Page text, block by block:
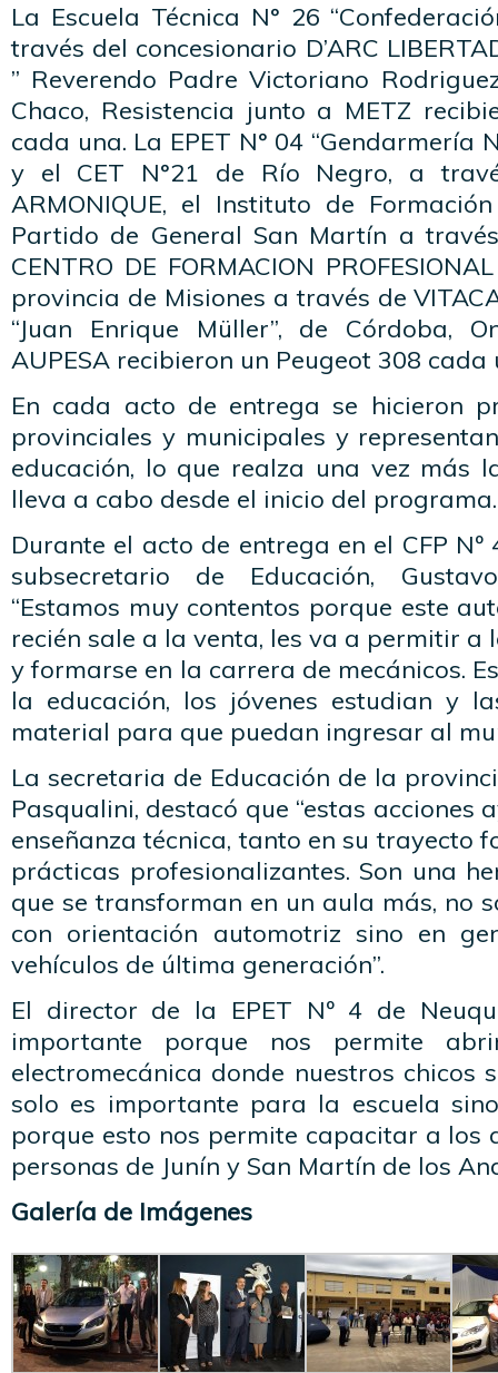
La Escuela Técnica N° 26
través del concesionario D’ARC
” Reverendo Padre Victoriano
Chaco, Resistencia junto a METZ
cada una. La EPET N° 04 “Gendarmería
y el CET N°21 de Río Negro, a
ARMONIQUE, el Instituto de
Partido de General San Martín a
CENTRO DE FORMACION
provincia de Misiones a través de
“Juan Enrique Müller”, de Córdoba,
AUPESA recibieron un Peugeot 308 cada
En cada acto de entrega se hicieron
provinciales y municipales y
educación, lo que realza una vez más
lleva a cabo desde el inicio del programa.
Durante el acto de entrega en el CFP
subsecretario de Educación,
“Estamos muy contentos porque este
recién sale a la venta, les va a permitir a
y formarse en la carrera de mecánicos.
la educación, los jóvenes estudian y
material para que puedan ingresar al
La secretaria de Educación de la
Pasqualini, destacó que “estas acciones
enseñanza técnica, tanto en su trayecto
prácticas profesionalizantes. Son una
que se transforman en un aula más, no
con orientación automotriz sino en
vehículos de última generación”.
El director de la EPET Nº 4 de
importante porque nos permite
electromecánica donde nuestros chicos
solo es importante para la escuela
porque esto nos permite capacitar a los
personas de Junín y San Martín de los
Galería de Imágenes